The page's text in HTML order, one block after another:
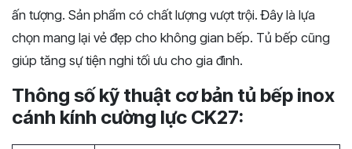
ấn tượng. Sản phẩm có chất lượng vượt trội. Đây là lựa
chọn mang lại vẻ đẹp cho không gian bếp. Tủ bếp cũng
giúp tăng sự tiện nghi tối ưu cho gia đình.
Thông số kỹ thuật cơ bản tủ bếp inox
cánh kính cường lực CK27: